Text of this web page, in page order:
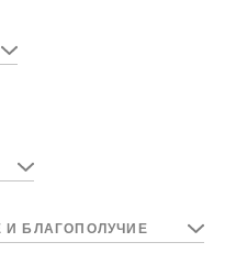
БЛАГОПОЛУЧИЕ